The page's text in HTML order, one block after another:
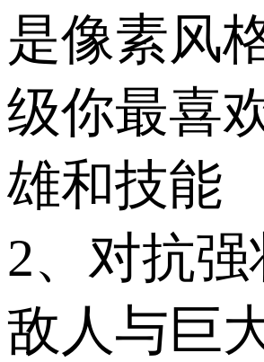
是像素风
级你最喜
雄和技能
2、对抗强
敌人与巨